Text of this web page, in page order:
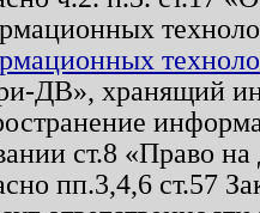
ДВ», хранящий
ст.8 «Право
пп.3,4,6 ст.57